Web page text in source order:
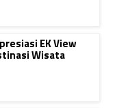
EK View
Wisata